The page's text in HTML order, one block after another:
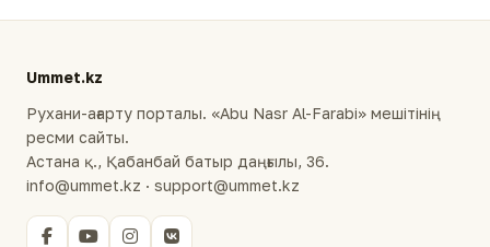
Ummet.kz
Рухани-ағарту порталы. «Abu Nasr Al-Farabi» мешітінің
ресми сайты.
Астана қ., Қабанбай батыр даңғылы, 36.
info@ummet.kz · support@ummet.kz